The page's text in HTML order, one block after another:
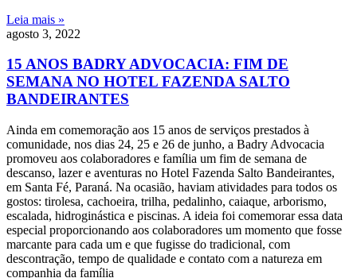
Leia mais »
agosto 3, 2022
15 ANOS BADRY ADVOCACIA: FIM DE
SEMANA NO HOTEL FAZENDA SALTO
BANDEIRANTES
Ainda em comemoração aos 15 anos de serviços prestados à
comunidade, nos dias 24, 25 e 26 de junho, a Badry Advocacia
promoveu aos colaboradores e família um fim de semana de
descanso, lazer e aventuras no Hotel Fazenda Salto Bandeirantes,
em Santa Fé, Paraná. Na ocasião, haviam atividades para todos os
gostos: tirolesa, cachoeira, trilha, pedalinho, caiaque, arborismo,
escalada, hidroginástica e piscinas. A ideia foi comemorar essa data
especial proporcionando aos colaboradores um momento que fosse
marcante para cada um e que fugisse do tradicional, com
descontração, tempo de qualidade e contato com a natureza em
companhia da família